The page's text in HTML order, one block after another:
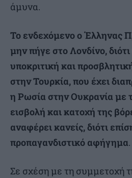
άμυνα.
Το ενδεχόμενο ο Έλληνας
μην πήγε στο Λονδίνο,
υποκριτική και
στην Τουρκία, που έχει
η Ρωσία στην Ουκρανία με
εισβολή και κατοχή της
αναφέρει κανείς, διότι
προπαγανδιστικό αφήγημα.
Σε σχέση με τη συμμετοχή